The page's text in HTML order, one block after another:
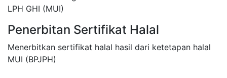
LPH GHI (MUI)
Penerbitan Sertifikat Halal
Menerbitkan sertifikat halal hasil dari ketetapan halal
MUI (BPJPH)